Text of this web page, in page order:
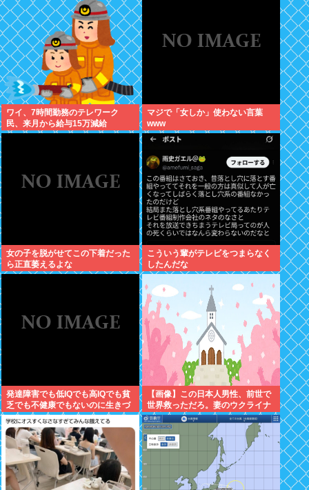
ワイ、7時間勤務のテレワーク
民、来月から給与15万減給
マジで「女しか」使わない言葉
www
女の子を脱がせてこの下着だった
ら正直萎えるよな
こういう輩がテレビをつまらなく
したんだな
発達障害でも低IQでも高IQでも貧
乏でも不健康でもないのに生きづ
らい奴www
【画像】この日本人男性、前世で
世界救っただろ。妻のウクライナ
女性が可愛すぎる件